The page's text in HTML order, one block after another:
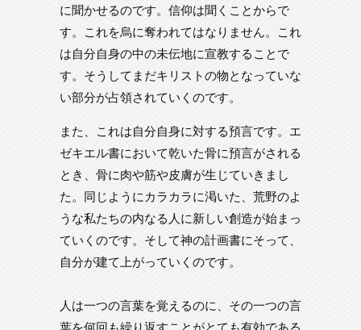
に聞かせるのです。信仰は聞くことからで
す。これを烏に奪われてはなりません。これ
は自分自身の中の未伝地に宣教することで
す。そうしてまだキリストの物となっていな
い部分が占領されていくのです。
また、これは自分自身に対する預言です。エ
ゼキエル書において乾いた骨に預言がされる
とき、骨に肉や筋や皮膚が生じていきまし
た。同じようにカラカラに渇いた、荒野のよ
うな私たちの内なる人に新しい創造が始まっ
ていくのです。そして神の計画書にそって、
自分が建て上がっていくのです。
人は一つの言葉を覚えるのに、その一つの言
葉を何回も繰り返すことがとても有効である